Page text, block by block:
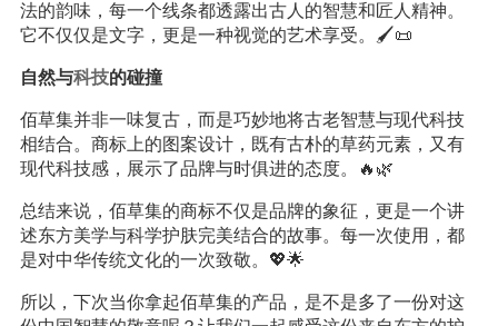
法的韵味，每一个线条都透露出古人的智慧和匠人精神。
它不仅仅是文字，更是一种视觉的艺术享受。🖌️📜
自然与科技的碰撞
佰草集并非一味复古，而是巧妙地将古老智慧与现代科技
相结合。商标上的图案设计，既有古朴的草药元素，又有
现代科技感，展示了品牌与时俱进的态度。🔥🌿
总结来说，佰草集的商标不仅是品牌的象征，更是一个讲
述东方美学与科学护肤完美结合的故事。每一次使用，都
是对中华传统文化的一次致敬。💖🌟
所以，下次当你拿起佰草集的产品，是不是多了一份对这